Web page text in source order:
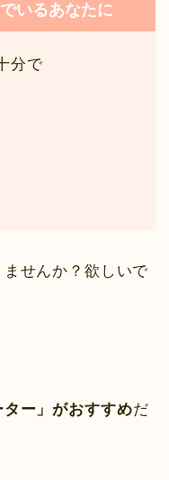
いるあなたに
分で
せんか？欲しいで
ター」がおすすめだ